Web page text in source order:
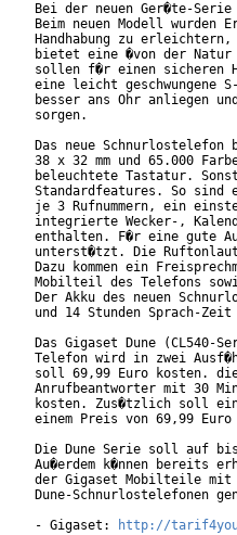
Bei der neuen Ger�te-
Beim neuen Modell
Handhabung zu
bietet eine �von der Natur
sollen f�r einen sicheren
eine leicht geschwungene
besser ans Ohr anliegen
sorgen.
Das neue
38 x 32 mm und 65.000
beleuchtete Tastatur.
Standardfeatures. So sind
je 3 Rufnummern, ein
integrierte Wecker-,
enthalten. F�r eine gute
unterst�tzt. Die
Dazu kommen ein
Mobilteil des Telefons
Der Akku des neuen
und 14 Stunden Sprach-
Das Gigaset Dune
Telefon wird in zwei
soll 69,99 Euro kosten.
Anrufbeantworter mit 30
kosten. Zus�tzlich soll ein
einem Preis von 69,99 Euro
Die Dune Serie soll auf
Au�erdem k�nnen bereits
der Gigaset Mobilteile mit
Dune-Schnurlostelefonen
- Gigaset:
http://